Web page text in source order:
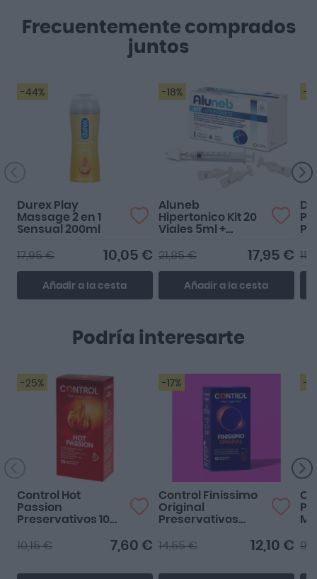
Frecuentemente comprados
juntos
-44%
Durex Play
Massage 2 en 1
Sensual 200ml
10,05 €
17,95 €
Añadir a la cesta
-18%
Aluneb
Hipertonico Kit 20
Viales 5ml +
17,95 €
21,85 €
Añadir a la cesta
-
Podría interesarte
-25%
Control Hot
Passion
Preservativos 10
7,60 €
10,15 €
-17%
Control Finissimo
Original
Preservativos
12,10 €
14,55 €
-